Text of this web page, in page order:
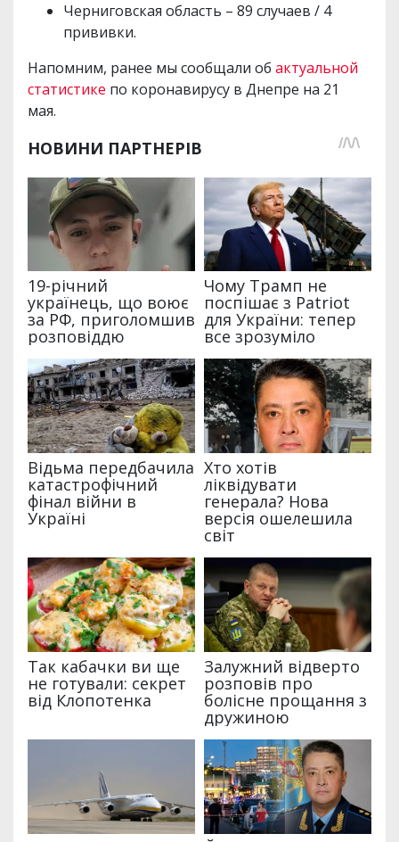
Черниговская область – 89 случаев / 4
прививки.
Напомним, ранее мы сообщали об актуальной
статистике по коронавирусу в Днепре на 21
мая.